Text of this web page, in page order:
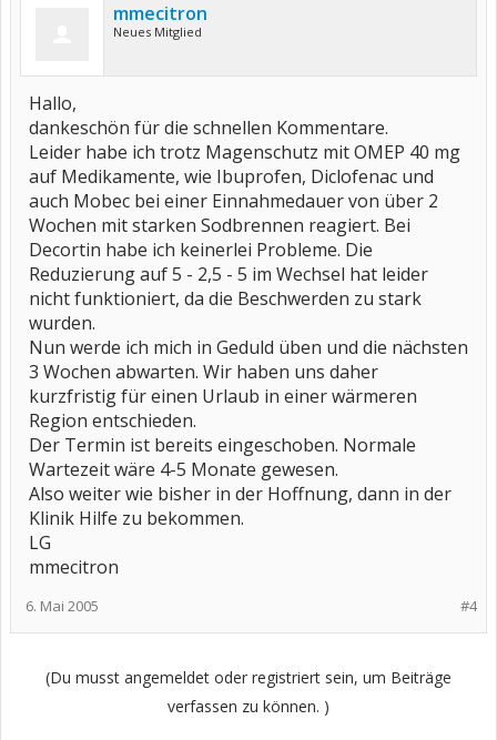
mmecitron
Neues Mitglied
Hallo,
dankeschön für die schnellen Kommentare.
Leider habe ich trotz Magenschutz mit OMEP 40 mg
auf Medikamente, wie Ibuprofen, Diclofenac und
auch Mobec bei einer Einnahmedauer von über 2
Wochen mit starken Sodbrennen reagiert. Bei
Decortin habe ich keinerlei Probleme. Die
Reduzierung auf 5 - 2,5 - 5 im Wechsel hat leider
nicht funktioniert, da die Beschwerden zu stark
wurden.
Nun werde ich mich in Geduld üben und die nächsten
3 Wochen abwarten. Wir haben uns daher
kurzfristig für einen Urlaub in einer wärmeren
Region entschieden.
Der Termin ist bereits eingeschoben. Normale
Wartezeit wäre 4-5 Monate gewesen.
Also weiter wie bisher in der Hoffnung, dann in der
Klinik Hilfe zu bekommen.
LG
mmecitron
#4
6. Mai 2005
(Du musst angemeldet oder registriert sein, um Beiträge
verfassen zu können. )